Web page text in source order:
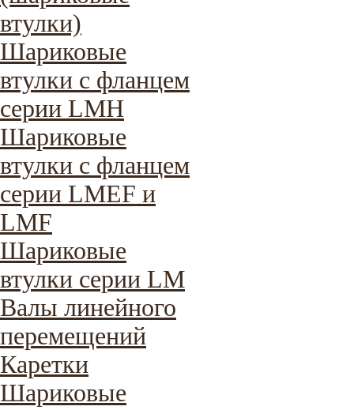
втулки)
Шариковые
втулки с фланцем
серии LMH
Шариковые
втулки с фланцем
серии LMEF и
LMF
Шариковые
втулки серии LM
Валы линейного
перемещений
Каретки
Шариковые